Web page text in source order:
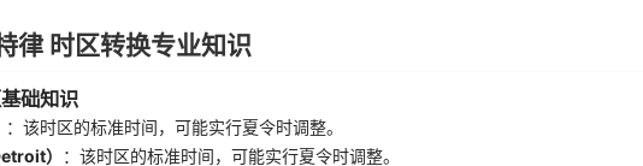
律 时区转换专业知识
础知识
：该时区的标准时间，可能实行夏令时调整。
）
：该时区的标准时间，可能实行夏令时调整。